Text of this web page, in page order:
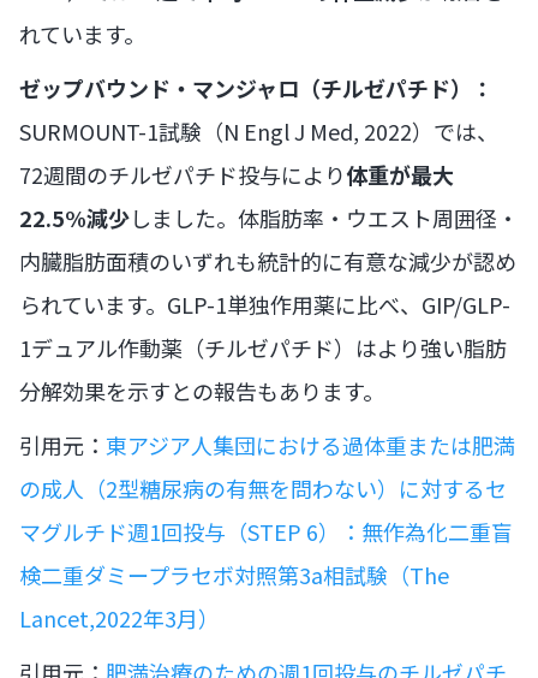
れています。
ゼップバウンド・マンジャロ（チルゼパチド）：
SURMOUNT-1試験（N Engl J Med, 2022）では、
72週間のチルゼパチド投与により体重が最大
22.5%減少しました。体脂肪率・ウエスト周囲径・
内臓脂肪面積のいずれも統計的に有意な減少が認め
られています。GLP-1単独作用薬に比べ、GIP/GLP-
1デュアル作動薬（チルゼパチド）はより強い脂肪
分解効果を示すとの報告もあります。
引用元： 東アジア人集団における過体重または肥満
の成人（2型糖尿病の有無を問わない）に対するセ
マグルチド週1回投与（STEP 6）：無作為化二重盲
検二重ダミープラセボ対照第3a相試験（The
Lancet,2022年3月）
引用元： 肥満治療のための週1回投与のチルゼパチ